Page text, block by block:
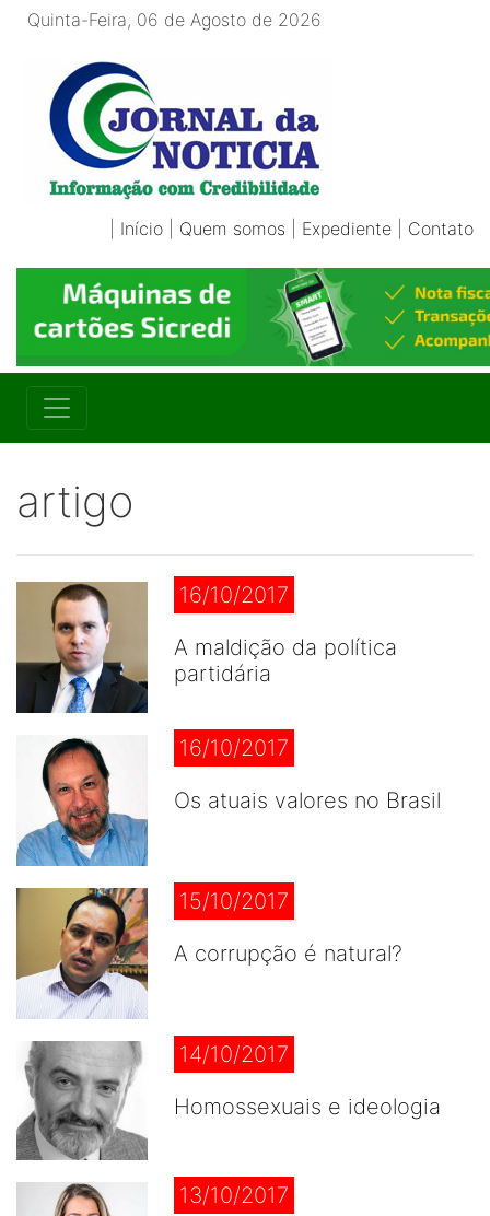
Quinta-Feira, 06 de Agosto de 2026
Início Quem somos Expediente Contato
artigo
16/10/2017
A maldição da política
partidária
16/10/2017
Os atuais valores no Brasil
15/10/2017
A corrupção é natural?
14/10/2017
Homossexuais e ideologia
13/10/2017